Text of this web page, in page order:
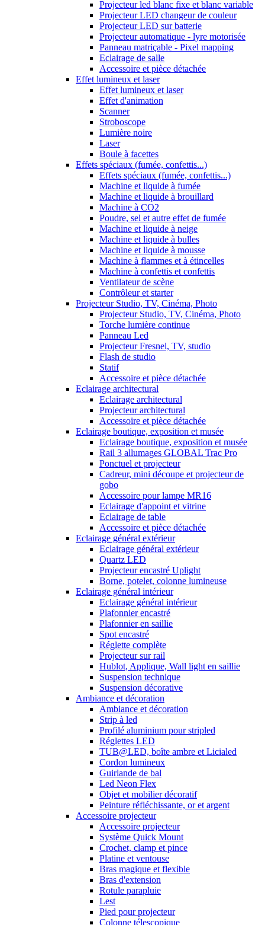
Projecteur led blanc fixe et blanc variable
Projecteur LED changeur de couleur
Projecteur LED sur batterie
Projecteur automatique - lyre motorisée
Panneau matriçable - Pixel mapping
Eclairage de salle
Accessoire et pièce détachée
Effet lumineux et laser
Effet lumineux et laser
Effet d'animation
Scanner
Stroboscope
Lumière noire
Laser
Boule à facettes
Effets spéciaux (fumée, confettis...)
Effets spéciaux (fumée, confettis...)
Machine et liquide à fumée
Machine et liquide à brouillard
Machine à CO2
Poudre, sel et autre effet de fumée
Machine et liquide à neige
Machine et liquide à bulles
Machine et liquide à mousse
Machine à flammes et à étincelles
Machine à confettis et confettis
Ventilateur de scène
Contrôleur et starter
Projecteur Studio, TV, Cinéma, Photo
Projecteur Studio, TV, Cinéma, Photo
Torche lumière continue
Panneau Led
Projecteur Fresnel, TV, studio
Flash de studio
Statif
Accessoire et pièce détachée
Eclairage architectural
Eclairage architectural
Projecteur architectural
Accessoire et pièce détachée
Eclairage boutique, exposition et musée
Eclairage boutique, exposition et musée
Rail 3 allumages GLOBAL Trac Pro
Ponctuel et projecteur
Cadreur, mini découpe et projecteur de
gobo
Accessoire pour lampe MR16
Eclairage d'appoint et vitrine
Eclairage de table
Accessoire et pièce détachée
Eclairage général extérieur
Eclairage général extérieur
Quartz LED
Projecteur encastré Uplight
Borne, potelet, colonne lumineuse
Eclairage général intérieur
Eclairage général intérieur
Plafonnier encastré
Plafonnier en saillie
Spot encastré
Réglette complète
Projecteur sur rail
Hublot, Applique, Wall light en saillie
Suspension technique
Suspension décorative
Ambiance et décoration
Ambiance et décoration
Strip à led
Profilé aluminium pour stripled
Réglettes LED
TUB@LED, boîte ambre et Licialed
Cordon lumineux
Guirlande de bal
Led Neon Flex
Objet et mobilier décoratif
Peinture réfléchissante, or et argent
Accessoire projecteur
Accessoire projecteur
Système Quick Mount
Crochet, clamp et pince
Platine et ventouse
Bras magique et flexible
Bras d'extension
Rotule parapluie
Lest
Pied pour projecteur
Colonne télescopique